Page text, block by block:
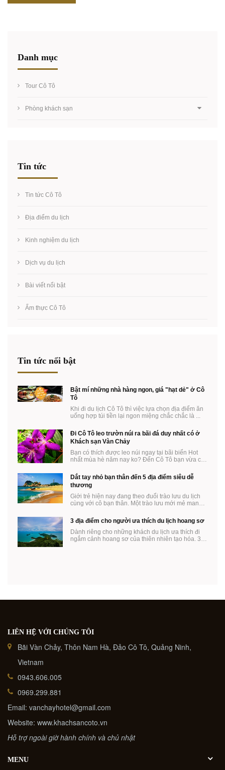
Danh mục
Tour Cô Tô
Phòng khách sạn
Tin tức
Tin tức Cô Tô
Địa điểm du lịch
Kinh nghiệm du lịch
Dịch vụ du lịch
Bài viết nổi bật
Ẩm thực Cô Tô
Tin tức nổi bật
Bật mí những nhà hàng ngon, giá "hạt dẻ" ở Cô
Tô
Khi đi du lịch Cô Tô thì việc lựa chọn địa điểm ăn
uống hợp túi tiền lại ngon miệng chắc chắc là ...
Đi Cô Tô leo trườn núi ra bãi đá duy nhất có ở
Khách sạn Vàn Chảy
Bạn có thích được leo núi ngay tại bãi biển Hot
nhất mùa hè năm nay ko? Đến Cô Tô bạn vừa có
Dắt tay nhỏ bạn thân đến 5 địa điểm siêu dễ
thương
Giới trẻ hiện nay đang theo đuổi trào lưu du lịch
cùng với cô bạn thân. Một trào lưu mới mẻ mang
3 địa điểm cho người ưa thích du lịch hoang sơ
Dành riêng cho những khách du lịch ưa thích đi
ngắm cảnh hoang sơ của thiên nhiên tạo hóa. 3
LIÊN HỆ VỚI CHÚNG TÔI
Bãi Vàn Chảy, Thôn Nam Hà, Đảo Cô Tô, Quảng Ninh,
Vietnam
0943.606.005
0969.299.881
Email: vanchayhotel@gmail.com
Website: www.khachsancoto.vn
Hỗ trợ ngoài giờ hành chính và chủ nhật
MENU